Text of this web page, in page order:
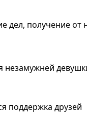
дел, получение от
незамужней
поддержка друзей